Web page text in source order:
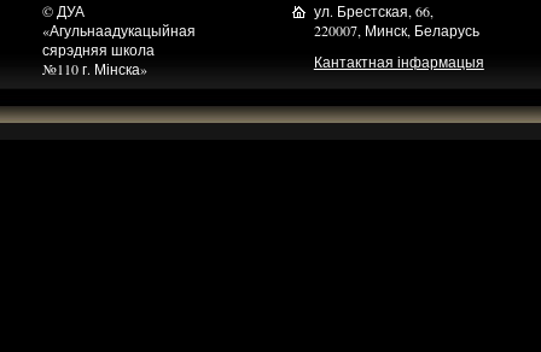
© ДУА
«Агульнаадукацыйная
сярэдняя школа
№110 г. Мінска»
ул. Брестская, 66,
220007, Минск, Беларусь
Кантактная інфармацыя